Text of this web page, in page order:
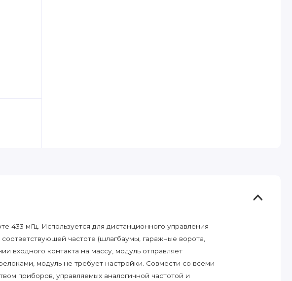
433 мГц. Используется для дистанционного управления
частоте (шлагбаумы, гаражные ворота,
входного контакта на массу, модуль отправляет
модуль не требует настройки. Совмести со всеми
приборов, управляемых аналогичной частотой и